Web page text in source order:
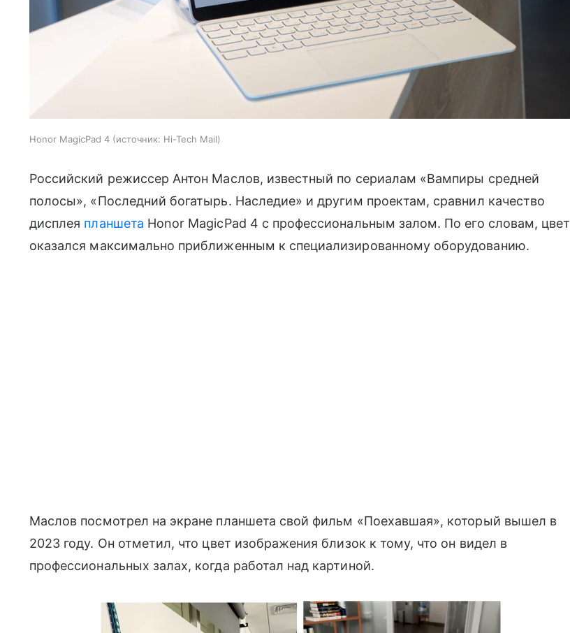
Honor MagicPad 4 источник: Hi-Tech Mail
Российский режиссер Антон Маслов, известный по сериалам «Вампиры средней
полосы», «Последний богатырь. Наследие» и другим проектам, сравнил качество
дисплея планшета Honor MagicPad 4 с профессиональным залом. По его словам, цвет
оказался максимально приближенным к специализированному оборудованию.
Маслов посмотрел на экране планшета свой фильм «Поехавшая», который вышел в
2023 году. Он отметил, что цвет изображения близок к тому, что он видел в
профессиональных залах, когда работал над картиной.